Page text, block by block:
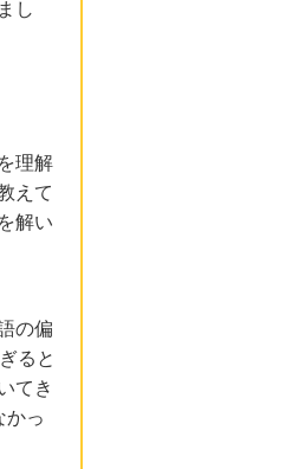
し
理解
えて
解い
の偏
ると
てき
っ